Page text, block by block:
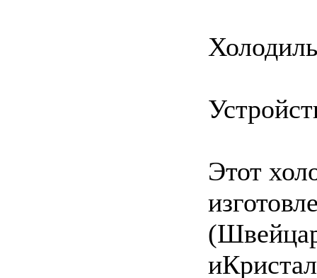
Этот